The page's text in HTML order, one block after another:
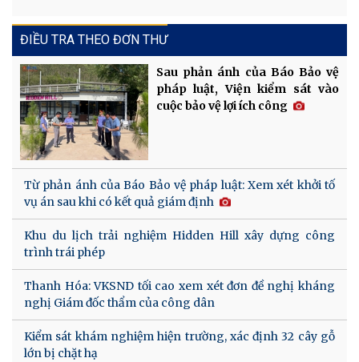
ĐIỀU TRA THEO ĐƠN THƯ
Sau phản ánh của Báo Bảo vệ
pháp luật, Viện kiểm sát vào
cuộc bảo vệ lợi ích công
Từ phản ánh của Báo Bảo vệ pháp luật: Xem xét khởi tố
vụ án sau khi có kết quả giám định
Khu du lịch trải nghiệm Hidden Hill xây dựng công
trình trái phép
Thanh Hóa: VKSND tối cao xem xét đơn đề nghị kháng
nghị Giám đốc thẩm của công dân
Kiểm sát khám nghiệm hiện trường, xác định 32 cây gỗ
lớn bị chặt hạ